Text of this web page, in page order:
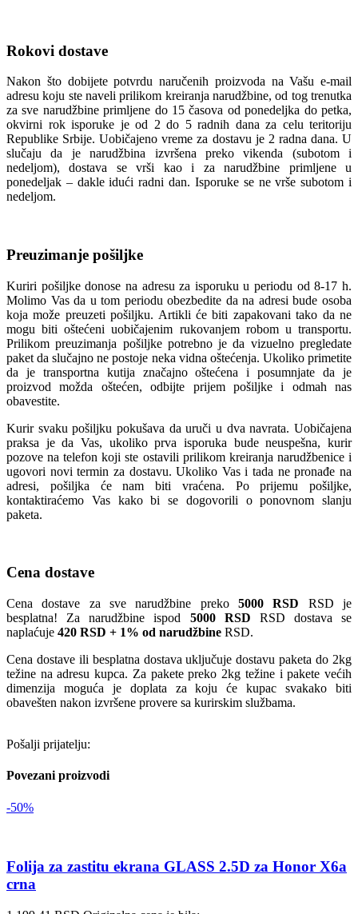
Rokovi dostave
Nakon što dobijete potvrdu naručenih proizvoda na Vašu e-mail
adresu koju ste naveli prilikom kreiranja narudžbine, od tog trenutka
za sve narudžbine primljene do 15 časova od ponedeljka do petka,
okvirni rok isporuke je od 2 do 5 radnih dana za celu teritoriju
Republike Srbije. Uobičajeno vreme za dostavu je 2 radna dana. U
slučaju da je narudžbina izvršena preko vikenda (subotom i
nedeljom), dostava se vrši kao i za narudžbine primljene u
ponedeljak – dakle idući radni dan. Isporuke se ne vrše subotom i
nedeljom.
Preuzimanje pošiljke
Kuriri pošiljke donose na adresu za isporuku u periodu od 8-17 h.
Molimo Vas da u tom periodu obezbedite da na adresi bude osoba
koja može preuzeti pošiljku. Artikli će biti zapakovani tako da ne
mogu biti oštećeni uobičajenim rukovanjem robom u transportu.
Prilikom preuzimanja pošiljke potrebno je da vizuelno pregledate
paket da slučajno ne postoje neka vidna oštećenja. Ukoliko primetite
da je transportna kutija značajno oštećena i posumnjate da je
proizvod možda oštećen, odbijte prijem pošiljke i odmah nas
obavestite.
Kurir svaku pošiljku pokušava da uruči u dva navrata. Uobičajena
praksa je da Vas, ukoliko prva isporuka bude neuspešna, kurir
pozove na telefon koji ste ostavili prilikom kreiranja narudžbenice i
ugovori novi termin za dostavu. Ukoliko Vas i tada ne pronađe na
adresi, pošiljka će nam biti vraćena. Po prijemu pošiljke,
kontaktiraćemo Vas kako bi se dogovorili o ponovnom slanju
paketa.
Cena dostave
Cena dostave za sve narudžbine preko 5000 RSD RSD je
besplatna! Za narudžbine ispod 5000 RSD RSD dostava se
naplaćuje 420 RSD + 1% od narudžbine RSD.
Cena dostave ili besplatna dostava uključuje dostavu paketa do 2kg
težine na adresu kupca. Za pakete preko 2kg težine i pakete većih
dimenzija moguća je doplata za koju će kupac svakako biti
obavešten nakon izvršene provere sa kurirskim službama.
Pošalji prijatelju:
Povezani proizvodi
-50%
Folija za zastitu ekrana GLASS 2.5D za Honor X6a
crna